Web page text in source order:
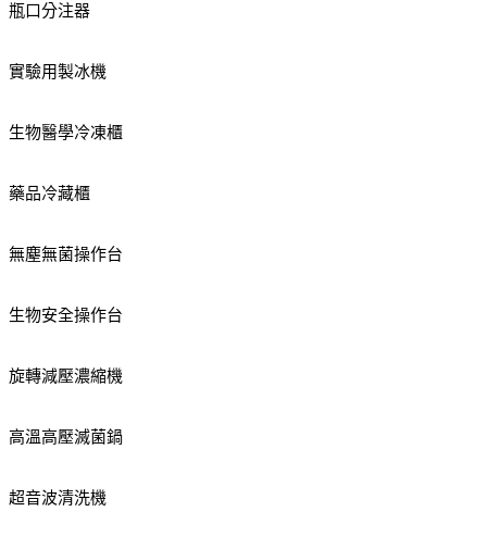
瓶口分注器
實驗用製冰機
生物醫學冷凍櫃
藥品冷藏櫃
無塵無菌操作台
生物安全操作台
旋轉減壓濃縮機
高溫高壓滅菌鍋
超音波清洗機